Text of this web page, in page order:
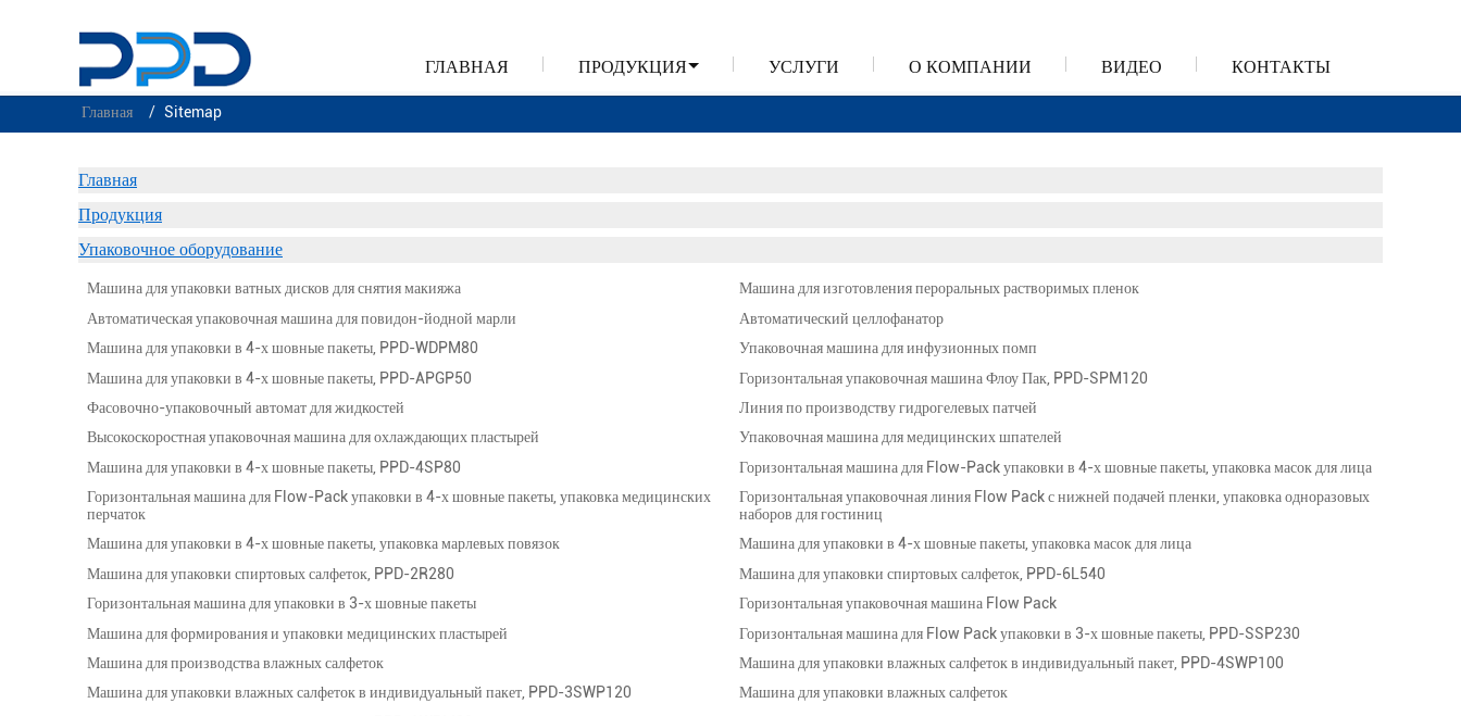
ГЛАВНАЯ ПРОДУКЦИЯ УСЛУГИ О КОМПАНИИ ВИДЕО КОНТАКТЫ
Главная Sitemap
Главная
Продукция
Упаковочное оборудование
Машина для упаковки ватных дисков для снятия макияжа
Машина для изготовления пероральных растворимых пленок
Автоматическая упаковочная машина для повидон-йодной марли
Автоматический целлофанатор
Машина для упаковки в 4-х шовные пакеты, PPD-WDPM80
Упаковочная машина для инфузионных помп
Машина для упаковки в 4-х шовные пакеты, PPD-APGP50
Горизонтальная упаковочная машина Флоу Пак, PPD-SPM120
Фасовочно-упаковочный автомат для жидкостей
Линия по производству гидрогелевых патчей
Высокоскоростная упаковочная машина для охлаждающих пластырей
Упаковочная машина для медицинских шпателей
Машина для упаковки в 4-х шовные пакеты, PPD-4SP80
Горизонтальная машина для Flow-Pack упаковки в 4-х шовные пакеты, упаковка масок для лица
Горизонтальная машина для Flow-Pack упаковки в 4-х шовные пакеты, упаковка медицинских
перчаток
Горизонтальная упаковочная линия Flow Pack с нижней подачей пленки, упаковка одноразовых
наборов для гостиниц
Машина для упаковки в 4-х шовные пакеты, упаковка марлевых повязок
Машина для упаковки в 4-х шовные пакеты, упаковка масок для лица
Машина для упаковки спиртовых салфеток, PPD-2R280
Машина для упаковки спиртовых салфеток, PPD-6L540
Горизонтальная машина для упаковки в 3-х шовные пакеты
Горизонтальная упаковочная машина Flow Pack
Машина для формирования и упаковки медицинских пластырей
Горизонтальная машина для Flow Pack упаковки в 3-х шовные пакеты, PPD-SSP230
Машина для производства влажных салфеток
Машина для упаковки влажных салфеток в индивидуальный пакет, PPD-4SWP100
Машина для упаковки влажных салфеток в индивидуальный пакет, PPD-3SWP120
Машина для упаковки влажных салфеток